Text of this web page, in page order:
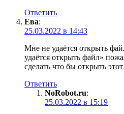
Ответить
Ева:
25.03.2022 в 14:43
Мне не удаётся открыть
удаётся открыть файл»
сделать что бы открыть
Ответить
NoRobot.ru:
25.03.2022 в 15:19